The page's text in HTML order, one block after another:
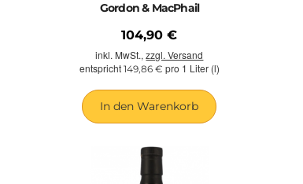
Gordon & MacPhail
104,90 €
inkl. MwSt.,zzgl. Versand
entspricht 149,86 € pro 1 Liter (l)
In den Warenkorb